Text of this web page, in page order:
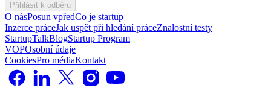
Přihlásit k odběru
O násPosun vpředCo je startup
Inzerce práceJak uspět při hledání práceZnalostní testy
StartupTalkBlogStartup Program
VOPOsobní údaje
CookiesPro médiaKontakt